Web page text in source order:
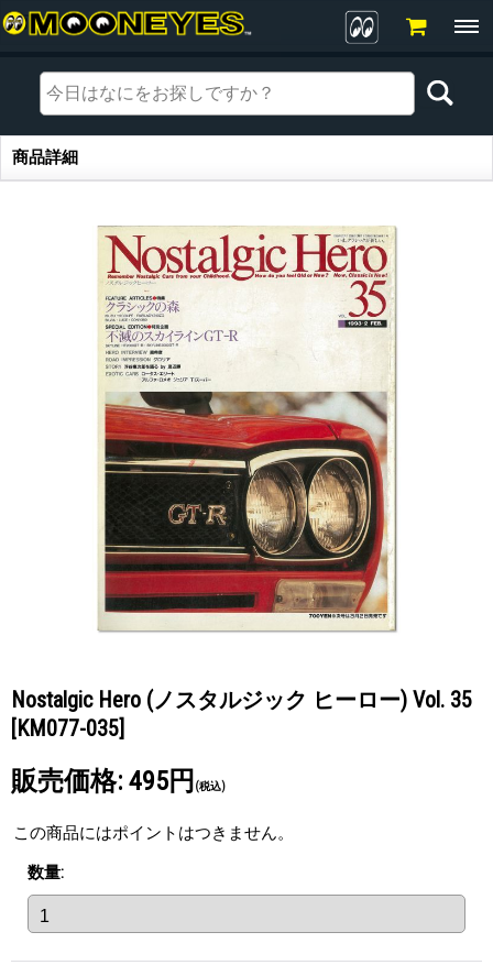
商品詳細
商品詳細
Nostalgic Hero (ノスタルジック ヒーロー) Vol. 35
[KM077-035]
販売価格: 495円 (税込)
この商品にはポイントはつきません。
数量: